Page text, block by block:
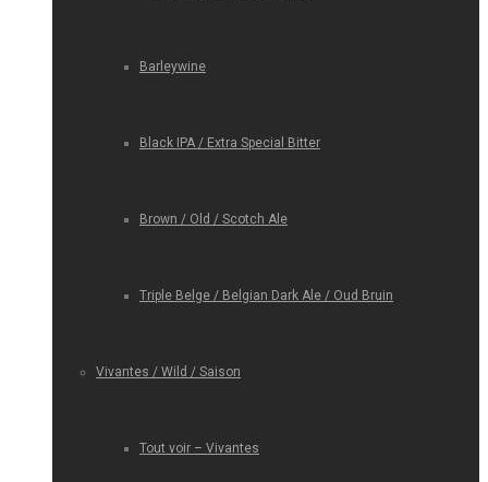
Barleywine
Black IPA / Extra Special Bitter
Brown / Old / Scotch Ale
Triple Belge / Belgian Dark Ale / Oud Bruin
Vivantes / Wild / Saison
Tout voir – Vivantes